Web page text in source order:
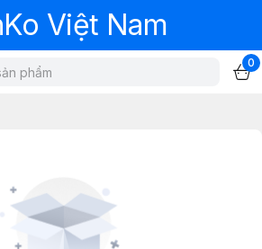
Việt Nam
0